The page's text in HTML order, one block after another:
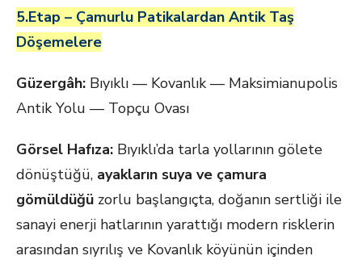
5.Etap – Çamurlu Patikalardan Antik Taş
Döşemelere
Güzergâh: Bıyıklı — Kovanlık — Maksimianupolis
Antik Yolu — Topçu Ovası
Görsel Hafıza: Bıyıklı’da tarla yollarının gölete
dönüştüğü, ayakların suya ve çamura
gömüldüğü zorlu başlangıçta, doğanın sertliği ile
sanayi enerji hatlarının yarattığı modern risklerin
arasından sıyrılış ve Kovanlık köyünün içinden